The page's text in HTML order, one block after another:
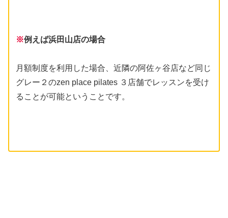
※例えば浜田山店の場合
月額制度を利用した場合、近隣の阿佐ヶ谷店など同じ
グレー２のzen place pilates ３店舗でレッスンを受け
ることが可能ということです。